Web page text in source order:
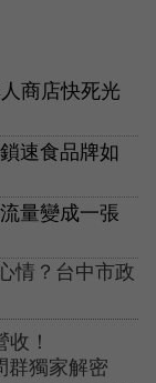
商店快死光
速食品牌如
量變成一張
情？台中市政
！
群獨家解密